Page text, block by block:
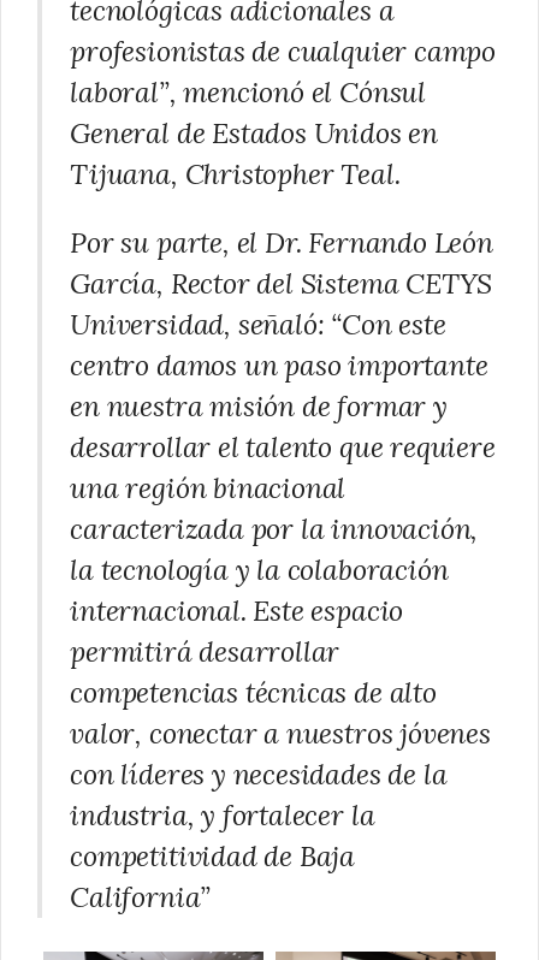
tecnológicas adicionales a
profesionistas de cualquier campo
laboral”, mencionó el Cónsul
General de Estados Unidos en
Tijuana, Christopher Teal.
Por su parte, el Dr. Fernando León
García, Rector del Sistema CETYS
Universidad, señaló: “Con este
centro damos un paso importante
en nuestra misión de formar y
desarrollar el talento que requiere
una región binacional
caracterizada por la innovación,
la tecnología y la colaboración
internacional. Este espacio
permitirá desarrollar
competencias técnicas de alto
valor, conectar a nuestros jóvenes
con líderes y necesidades de la
industria, y fortalecer la
competitividad de Baja
California”